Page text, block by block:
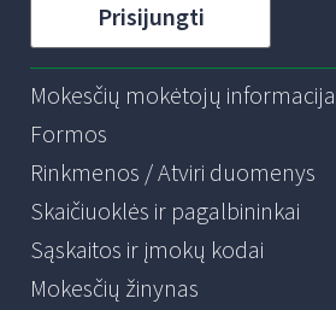
Prisijungti
Mokesčių mokėtojų informacija
Formos
Rinkmenos / Atviri duomenys
Skaičiuoklės ir pagalbininkai
Sąskaitos ir įmokų kodai
Mokesčių žinynas